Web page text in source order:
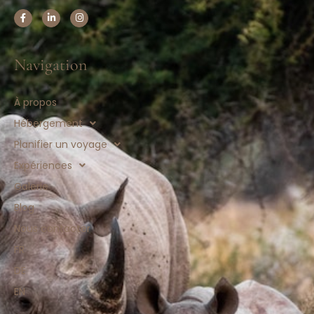
Navigation
À propos
Hébergement
Planifier un voyage
Expériences
Galerie
Blog
Nous contacter
FR
DE
EN